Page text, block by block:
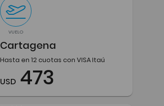
VUELO
Cartagena
Hasta en 12 cuotas con VISA Itaú
USD 473